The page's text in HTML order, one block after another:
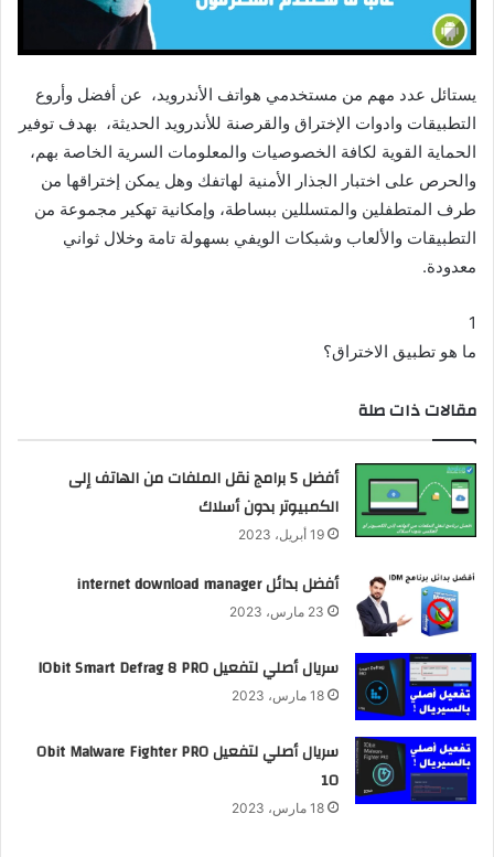
ل
و
ن
يستائل عدد مهم من مستخدمي هواتف الأندرويد، عن أفضل وأروع
التطبيقات وادوات الإختراق والقرصنة للأندرويد الحديثة، بهدف توفير
الحماية القوية لكافة الخصوصيات والمعلومات السرية الخاصة بهم،
والحرص على اختبار الجذار الأمنية لهاتفك وهل يمكن إختراقها من
طرف المتطفلين والمتسللين ببساطة، وإمكانية تهكير مجموعة من
التطبيقات والألعاب وشبكات الويفي بسهولة تامة وخلال ثواني
معدودة.
1
ما هو تطبيق الاختراق؟
مقالات ذات صلة
أفضل 5 برامج نقل الملفات من الهاتف إلى
الكمبيوتر بدون أسلاك
19 أبريل، 2023
أفضل بدائل internet download manager
23 مارس، 2023
سريال أصلي لتفعيل IObit Smart Defrag 8 PRO
18 مارس، 2023
سريال أصلي لتفعيل Obit Malware Fighter PRO
10
18 مارس، 2023